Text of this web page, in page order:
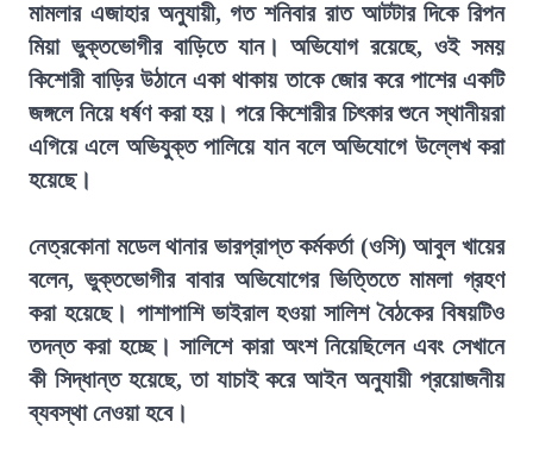
মামলার এজাহার অনুযায়ী, গত শনিবার রাত আটটার দিকে রিপন
মিয়া ভুক্তভোগীর বাড়িতে যান। অভিযোগ রয়েছে, ওই সময়
কিশোরী বাড়ির উঠানে একা থাকায় তাকে জোর করে পাশের একটি
জঙ্গলে নিয়ে ধর্ষণ করা হয়। পরে কিশোরীর চিৎকার শুনে স্থানীয়রা
এগিয়ে এলে অভিযুক্ত পালিয়ে যান বলে অভিযোগে উল্লেখ করা
হয়েছে।
নেত্রকোনা মডেল থানার ভারপ্রাপ্ত কর্মকর্তা (ওসি) আবুল খায়ের
বলেন, ভুক্তভোগীর বাবার অভিযোগের ভিত্তিতে মামলা গ্রহণ
করা হয়েছে। পাশাপাশি ভাইরাল হওয়া সালিশ বৈঠকের বিষয়টিও
তদন্ত করা হচ্ছে। সালিশে কারা অংশ নিয়েছিলেন এবং সেখানে
কী সিদ্ধান্ত হয়েছে, তা যাচাই করে আইন অনুযায়ী প্রয়োজনীয়
ব্যবস্থা নেওয়া হবে।